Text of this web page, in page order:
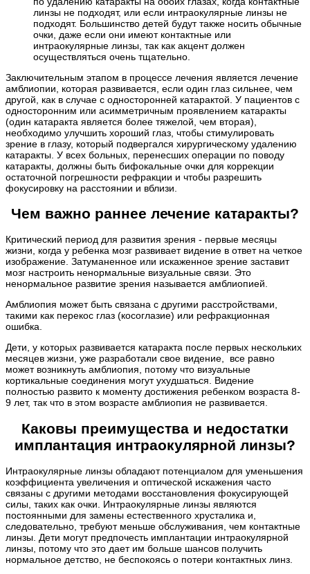
линзы не подходят, или если интраокулярные линзы не
подходят. Большинство детей будут также носить обычные
очки, даже если они имеют контактные или
интраокулярные линзы, так как акцент должен
осуществляться очень тщательно.
Заключительным этапом в процессе лечения является лечение
амблиопии, которая развивается, если один глаз сильнее, чем
другой, как в случае с односторонней катарактой. У пациентов с
односторонним или асимметричным проявлением катаракты
(один катаракта является более тяжелой, чем вторая),
необходимо улучшить хороший глаз, чтобы стимулировать
зрение в глазу, который подвергался хирургическому удалению
катаракты. У всех больных, перенесших операции по поводу
катаракты, должны быть бифокальные очки для коррекции
остаточной погрешности рефракции и чтобы разрешить
фокусировку на расстоянии и вблизи.
Чем важно раннее лечение катаракты?
Критический период для развития зрения - первые месяцы
жизни, когда у ребенка мозг развивает видение в ответ на четкое
изображение. Затуманенное или искаженное зрение заставит
мозг настроить ненормальные визуальные связи. Это
ненормальное развитие зрения называется амблиопией.
Амблиопия может быть связана с другими расстройствами,
такими как перекос глаз (косоглазие) или рефракционная
ошибка.
Дети, у которых развивается катаракта после первых нескольких
месяцев жизни, уже разработали свое видение, все равно
может возникнуть амблиопия, потому что визуальные
кортикальные соединения могут ухудшаться. Видение
полностью развито к моменту достижения ребенком возраста 8-
9 лет, так что в этом возрасте амблиопия не развивается.
Каковы преимущества и недостатки
имплантация интраокулярной линзы?
Интраокулярные линзы обладают потенциалом для уменьшения
коэффициента увеличения и оптической искажения часто
связаны с другими методами восстановления фокусирующей
силы, таких как очки. Интраокулярные линзы являются
постоянными для замены естественного хрусталика и,
следовательно, требуют меньше обслуживания, чем контактные
линзы. Дети могут предпочесть имплантации интраокулярной
линзы, потому что это дает им больше шансов получить
нормальное детство, не беспокоясь о потери контактных линз.